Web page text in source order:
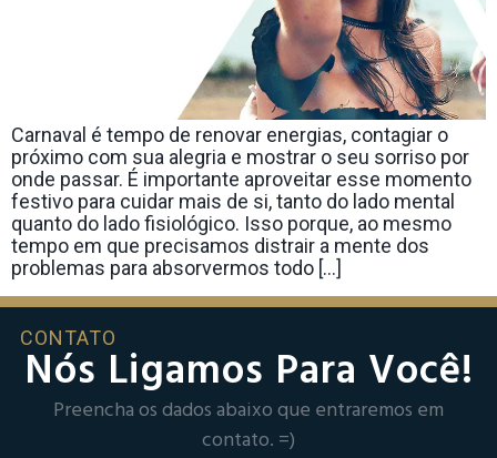
Carnaval é tempo de renovar energias, contagiar o
próximo com sua alegria e mostrar o seu sorriso por
onde passar. É importante aproveitar esse momento
festivo para cuidar mais de si, tanto do lado mental
quanto do lado fisiológico. Isso porque, ao mesmo
tempo em que precisamos distrair a mente dos
problemas para absorvermos todo […]
CONTATO
Nós Ligamos Para Você!
Preencha os dados abaixo que entraremos em
contato. =)